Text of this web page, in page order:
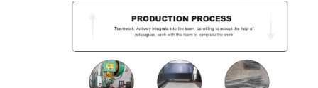
شبكة الأسلاك الحلزونية
شبكة سلكية درجة حرارة عالية